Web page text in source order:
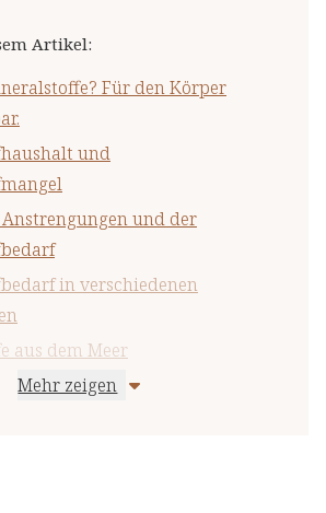
Artikel:
Für den Körper
und
und der
in verschiedenen
aus dem Meer
und der Säure-Basen-Haushalt
Mehr zeigen